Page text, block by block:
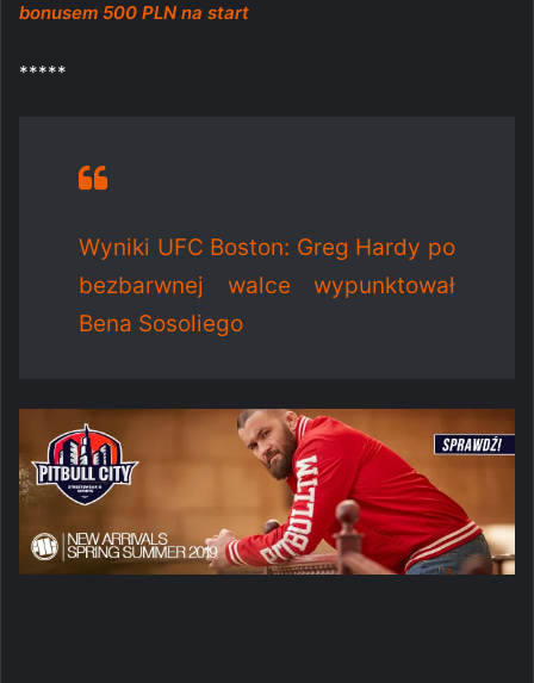
bonusem 500 PLN na start
*****
Wyniki UFC Boston: Greg Hardy po
bezbarwnej walce wypunktował
Bena Sosoliego